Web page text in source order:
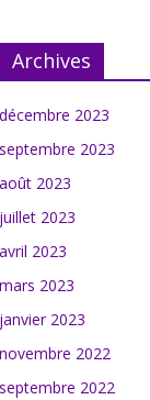
Archives
décembre 2023
septembre 2023
août 2023
juillet 2023
avril 2023
mars 2023
janvier 2023
novembre 2022
septembre 2022